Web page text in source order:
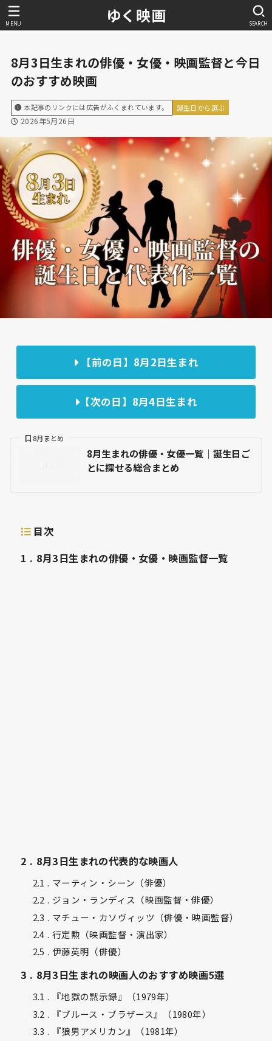
ゆく映画 SEARCH
MENU
8月3日生まれの俳優・女優・映画監督と今日
のおすすめ映画
本記事のリンクには広告がふくまれています。 誕生日から選ぶ
2026年5月26日
【前の日】8月2日生まれ
【次の日】8月4日生まれ
8月生まれの俳優・女優一覧｜誕生日ご
とに探せる総合まとめ
8月まとめ
目次
1
8月3日生まれの俳優・女優・映画監督一覧
2 8月3日生まれの代表的な映画人
2.1
マーティン・シーン（俳優）
2.2
ジョン・ランディス（映画監督・俳優）
2.3
マチュー・カソヴィッツ（俳優・映画監督）
2.4
行定勲（映画監督・演出家）
2.5
伊藤英明（俳優）
3 8月3日生まれの映画人のおすすめ映画5選
3.1
『地獄の黙示録』（1979年）
3.2
『ブルース・ブラザース』（1980年）
3.3
『狼男アメリカン』（1981年）